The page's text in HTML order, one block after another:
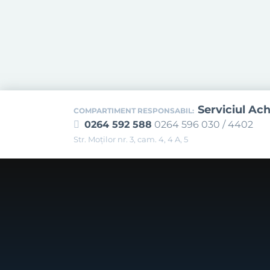
COMPARTIMENT RESPONSABIL: Serviciul
0264 592 588 0264 596 030 / 4402
Str. Moţilor nr. 3, cam. 4, 4 A, 5